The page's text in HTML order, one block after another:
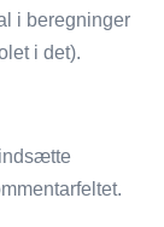
i beregninger
i det).